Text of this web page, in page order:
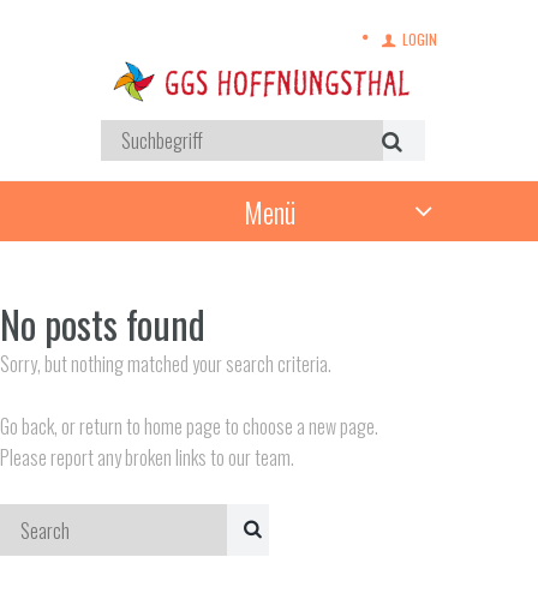
LOGIN
Menü
No posts found
Sorry, but nothing matched your search criteria.
Go back, or return to home page to choose a new page.
Please report any broken links to our team.